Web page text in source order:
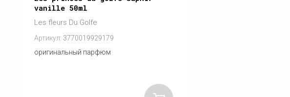
vanille 50ml
Les fleurs Du Golfe
Артикул: 3770019929179
оригинальный парфюм